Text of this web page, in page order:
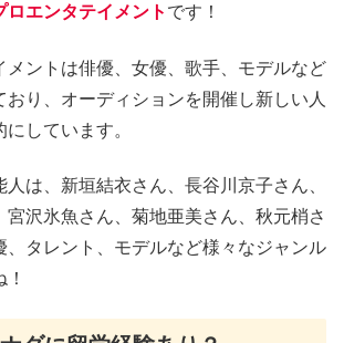
ロエンタテイメント です！
メントは俳優、女優、歌手、モデルなど
おり、オーディションを開催し新しい人
しています。
人は、新垣結衣さん、長谷川京子さん、
宮沢氷魚さん、菊地亜美さん、秋元梢さ
、タレント、モデルなど様々なジャンル